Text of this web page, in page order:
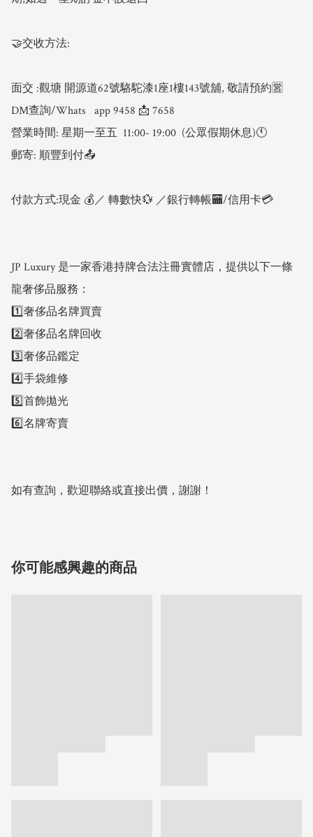
🤝交收方法:
面交 :觀塘 開源道62號駱駝漆1座1樓143號舖, 敬請預約🈺
DM查詢/Whats   app 9458 📩 7658
營業時間: 星期一至五  11:00- 19:00  (公眾假期休息)🕚
郵寄: 順豐到付📤
付款方式:現金 💰／ 轉數快💱 ／銀行轉帳🏧/信用卡💳
JP Luxury 是一家香港持牌合法注冊實體店，提供以下一條
龍奢侈品服務：
1️⃣奢侈品名牌買賣
2️⃣奢侈品名牌回收
3️⃣奢侈品鑑定
4️⃣手袋維修
5️⃣首飾拋光
6️⃣名牌寄賣
如有查詢，歡迎聯絡或直接出價，謝謝！
你可能感興趣的商品